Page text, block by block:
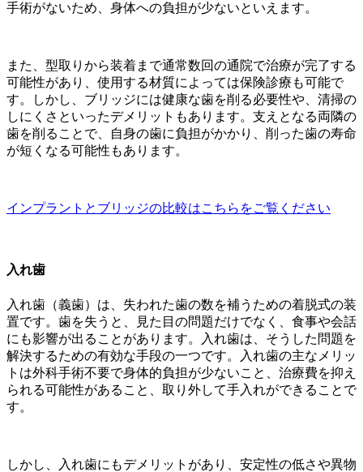
手術がないため、身体への負担が少ないといえます。
また、型取りから装着まで通常数回の通院で治療が完了する
可能性があり、使用する材質によっては保険診療も可能で
す。しかし、ブリッジには健康な歯を削る必要性や、清掃の
しにくさといったデメリットもあります。支えとなる両隣の
歯を削ることで、自身の歯に負担がかかり、削った歯の寿命
が短くなる可能性もあります。
インプラントとブリッジの比較はこちらをご覧ください
入れ歯
入れ歯（義歯）は、失われた歯の数を補うための着脱式の装
置です。歯を失うと、見た目の問題だけでなく、食事や会話
にも影響が出ることがあります。入れ歯は、そうした問題を
解決するための有効な手段の一つです。入れ歯の主なメリッ
トは外科手術不要で身体的負担が少ないこと、治療費を抑え
られる可能性があること、取り外して手入れができることで
す。
しかし、入れ歯にもデメリットがあり、安定性の低さや異物